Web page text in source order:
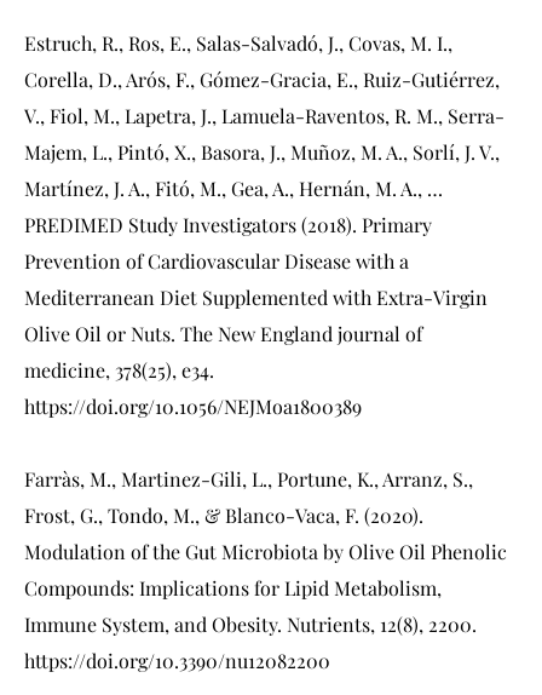
Estruch, R., Ros, E., Salas-Salvadó, J., Covas, M. I.,
Corella, D., Arós, F., Gómez-Gracia, E., Ruiz-Gutiérrez,
V., Fiol, M., Lapetra, J., Lamuela-Raventos, R. M., Serra-
Majem, L., Pintó, X., Basora, J., Muñoz, M. A., Sorlí, J. V.,
Martínez, J. A., Fitó, M., Gea, A., Hernán, M. A., …
PREDIMED Study Investigators (2018). Primary
Prevention of Cardiovascular Disease with a
Mediterranean Diet Supplemented with Extra-Virgin
Olive Oil or Nuts. The New England journal of
medicine, 378(25), e34.
https://doi.org/10.1056/NEJMoa1800389
Farràs, M., Martinez-Gili, L., Portune, K., Arranz, S.,
Frost, G., Tondo, M., & Blanco-Vaca, F. (2020).
Modulation of the Gut Microbiota by Olive Oil Phenolic
Compounds: Implications for Lipid Metabolism,
Immune System, and Obesity. Nutrients, 12(8), 2200.
https://doi.org/10.3390/nu12082200